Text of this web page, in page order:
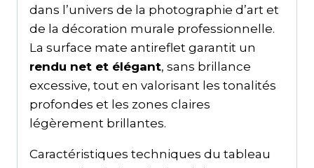
dans l’univers de la photographie d’art et
de la décoration murale professionnelle.
La surface mate antireflet garantit un
rendu net et élégant, sans brillance
excessive, tout en valorisant les tonalités
profondes et les zones claires
légèrement brillantes.
Caractéristiques techniques du tableau